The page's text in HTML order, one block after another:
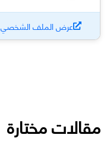
عرض الملف الشخصي
مقالات مختارة